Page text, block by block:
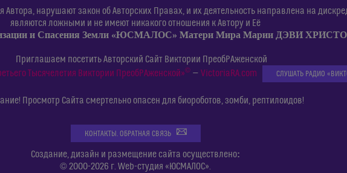
нарушают закон об Авторских Правах, и их деятельность направлена на
являются ложными и не имеют никакого отношения к Автору и Её
и Спасения Земли «ЮСМАЛОС» Матери Мира Марии ДЭВИ
Приглашаем посетить Авторский Сайт Виктории ПреобРАженской
Тысячелетия Виктории ПреобРАженской»© — VictoriaRA.com СЛУШАТЬ РАДИО
Просмотр Сайта смертельно опасен для биороботов, зомби, рептилоидов!
КОНТАКТЫ. ОБРАТНАЯ СВЯЗЬ
Создание, дизайн и размещение сайта осуществлено:
© 2000-2026 г. Web-студия «ЮСМАЛОС».